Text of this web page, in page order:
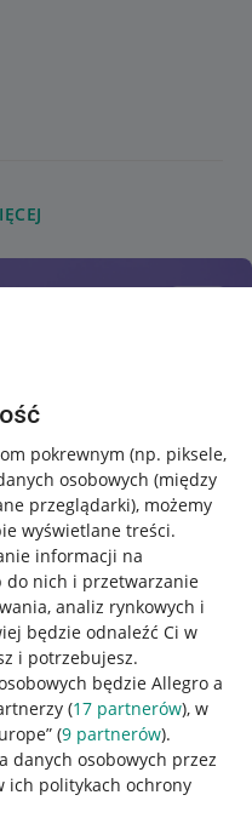
pokrewnym (np. piksele,
osobowych (między
przeglądarki), możemy
wyświetlane treści.
informacji na
do nich i przetwarzanie
analiz rynkowych i
będzie odnaleźć Ci w
i potrzebujesz.
będzie Allegro a
(17 partnerów), w
(9 partnerów).
danych osobowych przez
ich politykach ochrony